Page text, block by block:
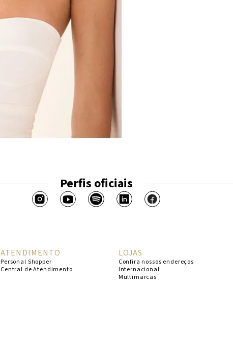
Perfis oficiais
ATENDIMENTO
Personal Shopper
Central de Atendimento
LOJAS
Confira nossos endereços
Internacional
Multimarcas